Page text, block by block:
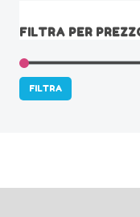
FILTRA PER
FILTRA